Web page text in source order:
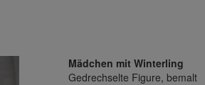
Mädchen mit Winterling
Gedrechselte Figure, bemalt